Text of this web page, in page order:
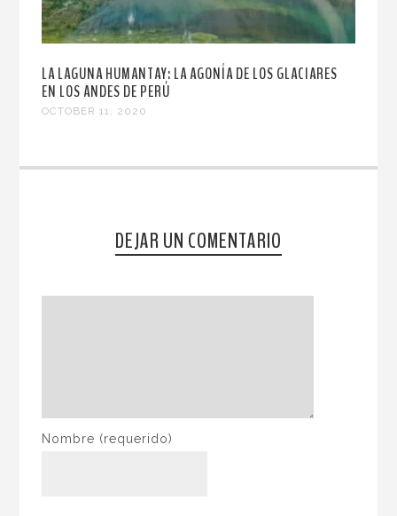
LA LAGUNA HUMANTAY: LA AGONÍA DE LOS GLACIARES
EN LOS ANDES DE PERÚ
OCTOBER 11, 2020
DEJAR UN COMENTARIO
Nombre (requerido)